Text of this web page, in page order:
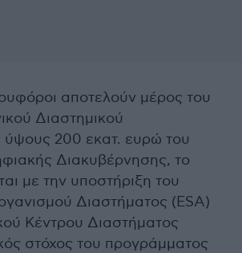
αποτελούν μέρος του
Διαστημικού
200 εκατ. ευρώ του
Διακυβέρνησης, το
με την υποστήριξη του
Διαστήματος (ESA)
Κέντρου Διαστήματος
στόχος του προγράμματος